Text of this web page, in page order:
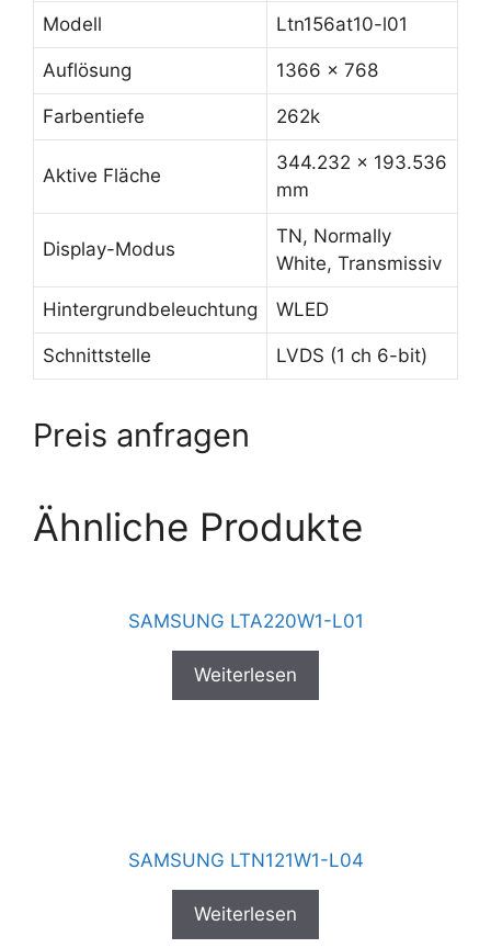
Modell Ltn156at10-l01
Auflösung 1366 x 768
Farbentiefe 262k
Aktive Fläche
344.232 x 193.536
mm
Display-Modus
TN, Normally
White, Transmissiv
Hintergrundbeleuchtung WLED
Schnittstelle LVDS (1 ch 6-bit)
Preis anfragen
Ähnliche Produkte
SAMSUNG LTA220W1-L01
Weiterlesen
SAMSUNG LTN121W1-L04
Weiterlesen